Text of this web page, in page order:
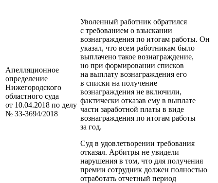
Апелляционное
определение
Нижегородского
областного суда
от 10.04.2018 по делу
№ 33‑3694/2018
Уволенный работник обратился
с требованием о взыскании
вознаграждения по итогам работы. Он
указал, что всем работникам было
выплачено такое вознаграждение,
но при формировании списков
на выплату вознаграждения его
в списки на получение
вознаграждения не включили,
фактически отказав ему в выплате
части заработной платы в виде
вознаграждения по итогам работы
за год.
Суд в удовлетворении требования
отказал. Арбитры не увидели
нарушения в том, что для получения
премии сотрудник должен полностью
отработать отчетный период